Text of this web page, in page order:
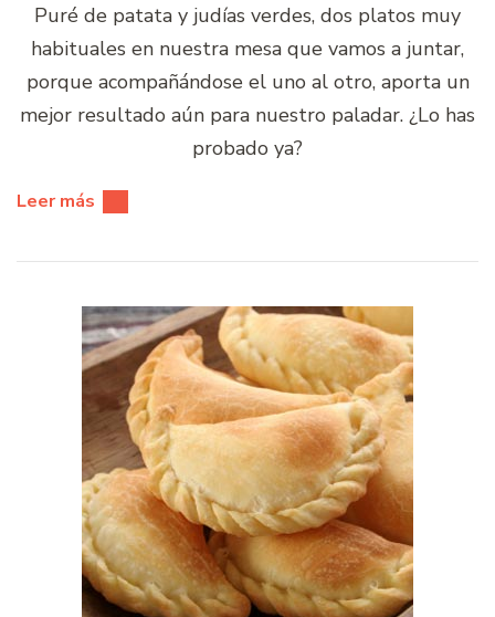
Puré de patata y judías verdes, dos platos muy
habituales en nuestra mesa que vamos a juntar,
porque acompañándose el uno al otro, aporta un
mejor resultado aún para nuestro paladar. ¿Lo has
probado ya?
Leer más